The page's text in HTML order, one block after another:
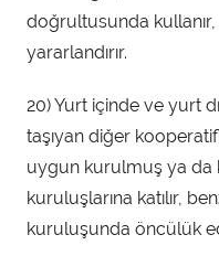
doğrultusunda
yararlandırır.
20) Yurt içinde ve yurt
taşıyan diğer
uygun kurulmuş ya da
kuruluşlarına katılır,
kuruluşunda öncülük